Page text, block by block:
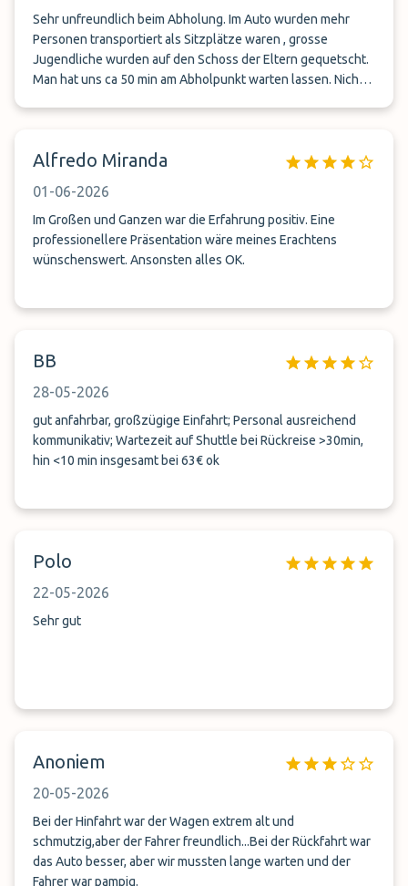
Sehr unfreundlich beim Abholung. Im Auto wurden mehr
Personen transportiert als Sitzplätze waren , grosse
Jugendliche wurden auf den Schoss der Eltern gequetscht.
Man hat uns ca 50 min am Abholpunkt warten lassen. Nicht
Alfredo Miranda
01-06-2026
Im Großen und Ganzen war die Erfahrung positiv. Eine
professionellere Präsentation wäre meines Erachtens
wünschenswert. Ansonsten alles OK.
BB
28-05-2026
gut anfahrbar, großzügige Einfahrt; Personal ausreichend
kommunikativ; Wartezeit auf Shuttle bei Rückreise >30min,
hin <10 min insgesamt bei 63€ ok
Polo
22-05-2026
Sehr gut
Anoniem
20-05-2026
Bei der Hinfahrt war der Wagen extrem alt und
schmutzig,aber der Fahrer freundlich...Bei der Rückfahrt war
das Auto besser, aber wir mussten lange warten und der
Fahrer war pampig.